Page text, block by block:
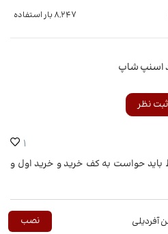
آفردیلی نصب
8,247 بار استفاده
اسنپ شاپ
ثبت نظر
1
حواست به کف خرید و خرید اول ‌و